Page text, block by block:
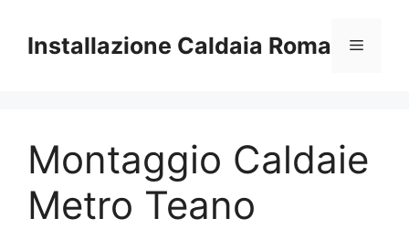
contenuto
Installazione Caldaia Roma Menu
Montaggio Caldaie
Metro Teano